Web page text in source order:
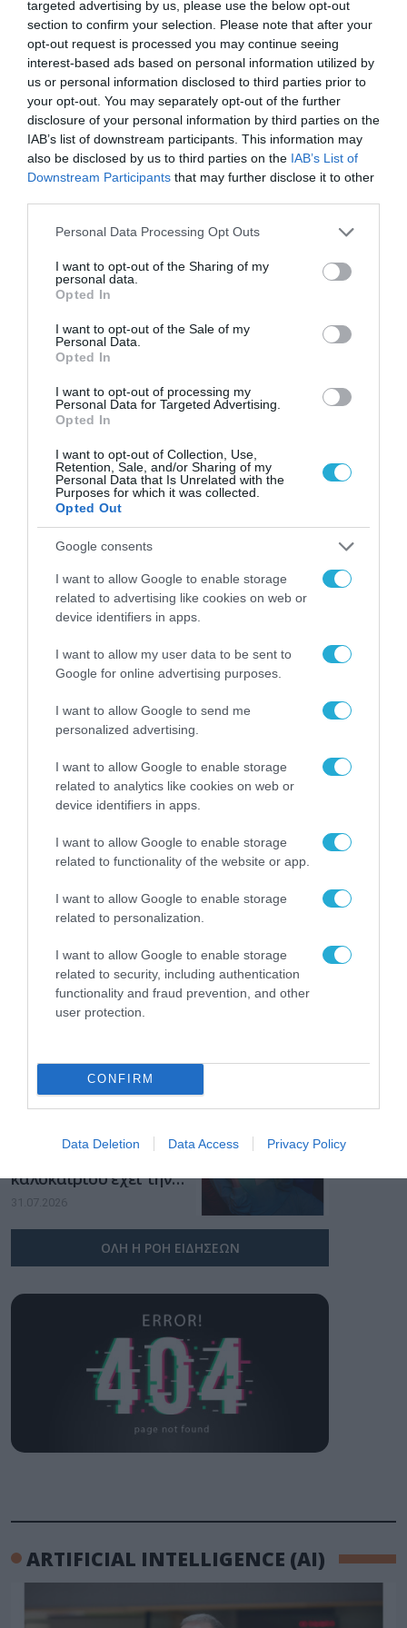
targeted advertising by us, please use the below opt-out
section to confirm your selection. Please note that after your
opt-out request is processed you may continue seeing
interest-based ads based on personal information utilized by
us or personal information disclosed to third parties prior to
your opt-out. You may separately opt-out of the further
disclosure of your personal information by third parties on the
IAB’s list of downstream participants. This information may
also be disclosed by us to third parties on the IAB’s List of
Downstream Participants that may further disclose it to other
Please note that this website/app uses one or more Google
not limited to your visit or usage behaviour. You may click to
grant or deny consent to Google and its third-party tags to
use your data for below specified purposes in below Google
consent section.
Personal Data Processing Opt Outs
I want to opt-out of the Sharing of my
personal data.
Opted In
I want to opt-out of the Sale of my
Personal Data.
Opted In
I want to opt-out of processing my
Personal Data for Targeted Advertising.
Opted In
I want to opt-out of Collection, Use,
Retention, Sale, and/or Sharing of my
Personal Data that Is Unrelated with the
Purposes for which it was collected.
Opted Out
Google consents
I want to allow Google to enable storage
related to advertising like cookies on web or
device identifiers in apps.
I want to allow my user data to be sent to
Google for online advertising purposes.
I want to allow Google to send me
personalized advertising.
I want to allow Google to enable storage
related to analytics like cookies on web or
device identifiers in apps.
I want to allow Google to enable storage
related to functionality of the website or app.
I want to allow Google to enable storage
related to personalization.
I want to allow Google to enable storage
related to security, including authentication
functionality and fraud prevention, and other
user protection.
CONFIRM
Data Deletion Data Access Privacy Policy
DGTAL
TAGS: DGTAL
Το χρηματοδοτούμενο
Gaming Police”
ενισχύει την ασφάλεια
των παιδιών στο
διαδίκτυο
31.07.2026
ΑΑΔΕ: Διευκρινίσεις
για τα πρόστιμα σε
παραβάσεις που
31.07.2026
Τεχνητή Νοημοσύνη
δεν είναι απλώς μια
νέα τεχνολογία, είναι
μια νέα βιομηχανική
επανάσταση»
31.07.2026
για τη χρηματοδότηση
των ελληνικών
επιχειρήσεων στον
χώρο της άμυνας
31.07.2026
Η πιο ταξιδιάρικη
καλοκαιριού έχει την
υπογραφή της Xiaomi
31.07.2026
ΟΛΗ Η ΡΟΗ ΕΙΔΗΣΕΩΝ
ARTIFICIAL INTELLIGENCE (AI)